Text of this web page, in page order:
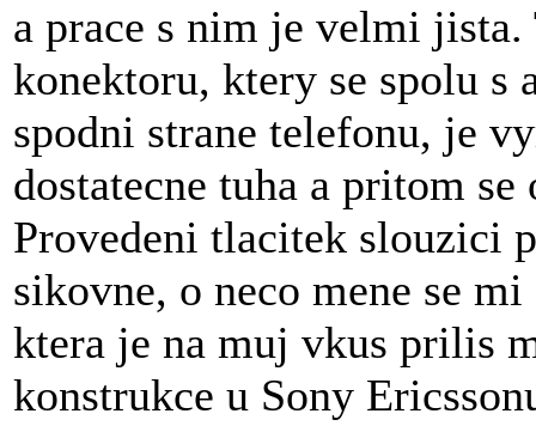
a prace s nim je velmi
konektoru, ktery se spolu s
spodni strane telefonu, je
dostatecne tuha a pritom
Provedeni tlacitek slouzici
sikovne, o neco mene se
ktera je na muj vkus prilis
konstrukce u Sony